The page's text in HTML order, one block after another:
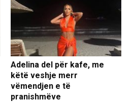
Adelina del për kafe, me
këtë veshje merr
vëmendjen e të
pranishmëve